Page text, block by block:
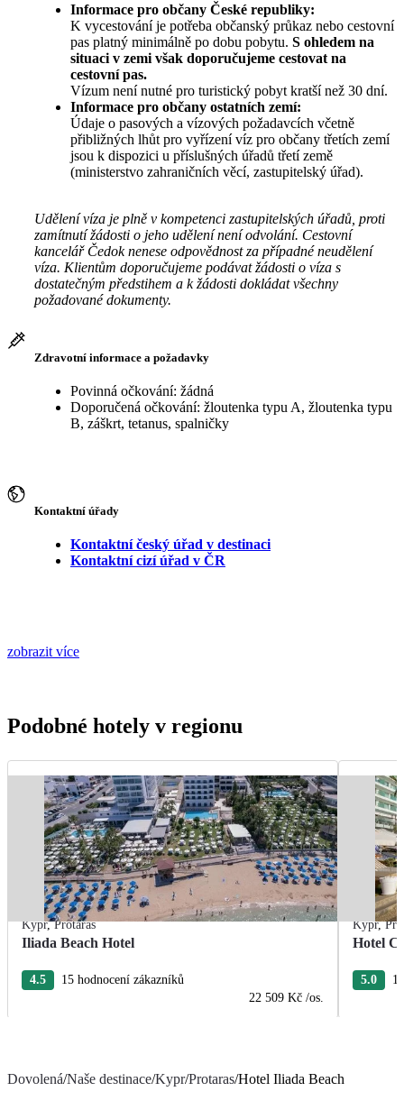
Informace pro občany České republiky:
K vycestování je potřeba občanský průkaz nebo cestovní
pas platný minimálně po dobu pobytu. S ohledem na
situaci v zemi však doporučujeme cestovat na
cestovní pas.
Vízum není nutné pro turistický pobyt kratší než 30 dní.
Informace pro občany ostatních zemí:
Údaje o pasových a vízových požadavcích včetně
přibližných lhůt pro vyřízení víz pro občany třetích zemí
jsou k dispozici u příslušných úřadů třetí země
(ministerstvo zahraničních věcí, zastupitelský úřad).
Udělení víza je plně v kompetenci zastupitelských úřadů, proti
zamítnutí žádosti o jeho udělení není odvolání. Cestovní
kancelář Čedok nenese odpovědnost za případné neudělení
víza. Klientům doporučujeme podávat žádosti o víza s
dostatečným předstihem a k žádosti dokládat všechny
požadované dokumenty.
Zdravotní informace a požadavky
Povinná očkování: žádná
Doporučená očkování: žloutenka typu A, žloutenka typu
B, záškrt, tetanus, spalničky
Kontaktní úřady
Kontaktní český úřad v destinaci
Kontaktní cizí úřad v ČR
zobrazit více
Podobné hotely v regionu
Kypr,Protaras
Iliada Beach Hotel
4.5
15 hodnocení zákazníků
22 509 Kč /os.
Kypr,
Hotel
5.0
Dovolená/Naše destinace/Kypr/Protaras/Hotel Iliada Beach